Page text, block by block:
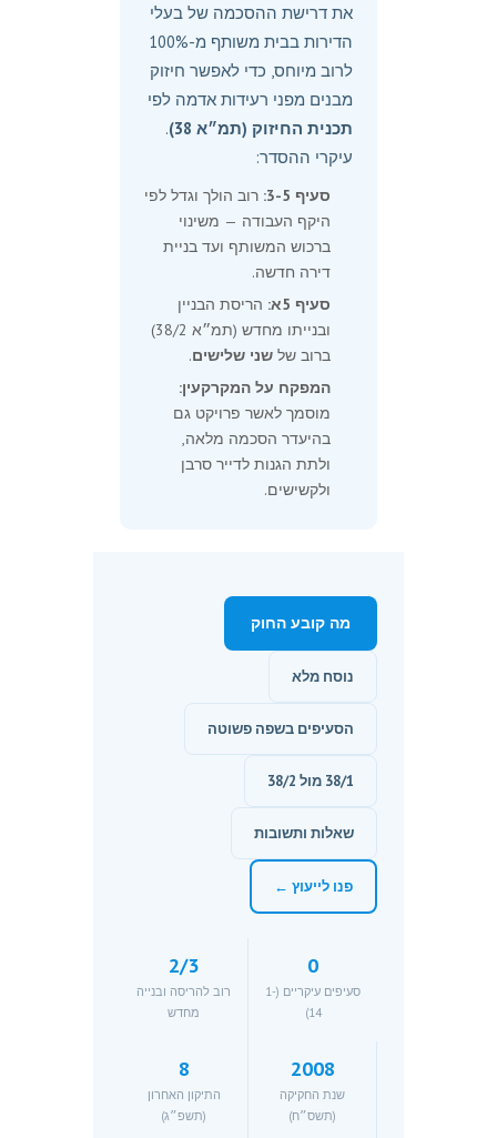
את דרישת ההסכמה של בעלי
הדירות בבית משותף מ-100%
לרוב מיוחס, כדי לאפשר חיזוק
מבנים מפני רעידות אדמה לפי
תכנית החיזוק (תמ״א 38)
.
עיקרי ההסדר:
סעיף 3-5:
רוב הולך וגדל לפי
היקף העבודה — משינוי
ברכוש המשותף ועד בניית
דירה חדשה.
סעיף 5א:
הריסת הבניין
ובנייתו מחדש (תמ״א 38/2)
ברוב של שני שלישים.
המפקח על המקרקעין:
מוסמך לאשר פרויקט גם
בהיעדר הסכמה מלאה,
ולתת הגנות לדייר סרבן
ולקשישים.
מה קובע החוק
נוסח מלא
הסעיפים בשפה פשוטה
38/1 מול 38/2
שאלות ותשובות
פנו לייעוץ ←
0
סעיפים עיקריים (1-
14)
2/3
רוב להריסה ובנייה
מחדש
2008
שנת החקיקה
(תשס״ח)
8
התיקון האחרון
(תשפ״ג)